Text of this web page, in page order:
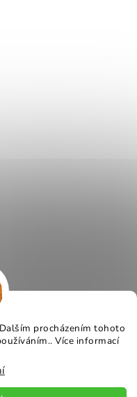
procházením tohoto
Více informací